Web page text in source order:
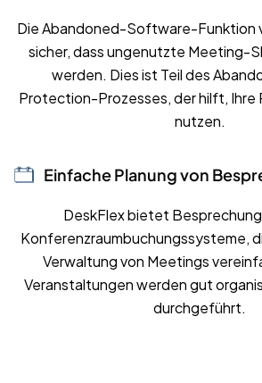
Die Abandoned-Software-Funktion
sicher, dass ungenutzte Meeting-
werden. Dies ist Teil des
Protection-Prozesses, der hilft, Ihre
nutzen.
Einfache Planung von
DeskFlex bietet
Konferenzraumbuchungssysteme,
Verwaltung von Meetings
Veranstaltungen werden gut
durchgeführt.